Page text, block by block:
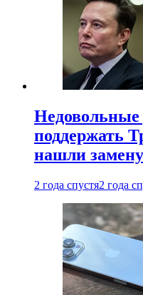
поддержать
нашли
2 года спустя2 года